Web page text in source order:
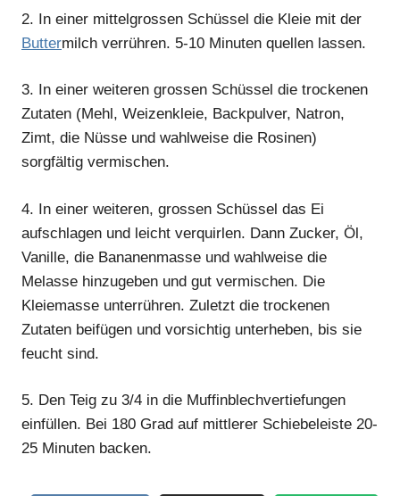
2. In einer mittelgrossen Schüssel die Kleie mit der
Buttermilch verrühren. 5-10 Minuten quellen lassen.
3. In einer weiteren grossen Schüssel die trockenen
Zutaten (Mehl, Weizenkleie, Backpulver, Natron,
Zimt, die Nüsse und wahlweise die Rosinen)
sorgfältig vermischen.
4. In einer weiteren, grossen Schüssel das Ei
aufschlagen und leicht verquirlen. Dann Zucker, Öl,
Vanille, die Bananenmasse und wahlweise die
Melasse hinzugeben und gut vermischen. Die
Kleiemasse unterrühren. Zuletzt die trockenen
Zutaten beifügen und vorsichtig unterheben, bis sie
feucht sind.
5. Den Teig zu 3/4 in die Muffinblechvertiefungen
einfüllen. Bei 180 Grad auf mittlerer Schiebeleiste 20-
25 Minuten backen.